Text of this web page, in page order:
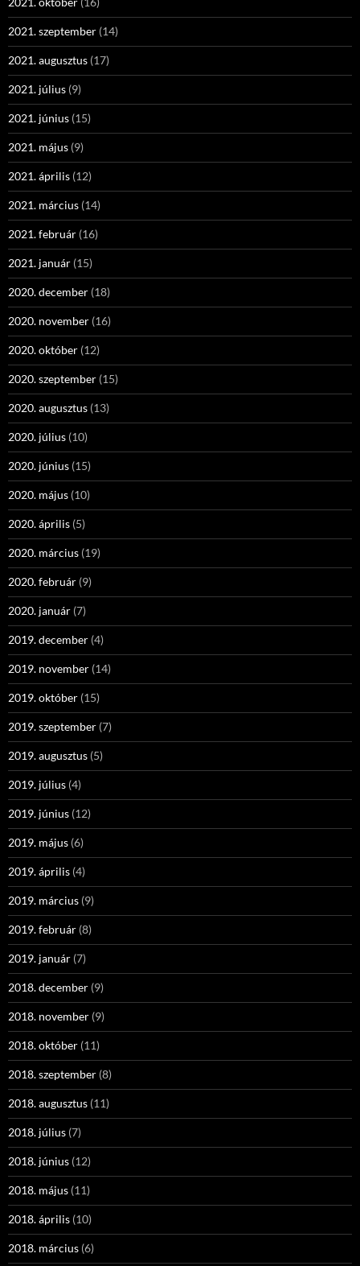
2021. szeptember (14)
2021. augusztus (17)
2021. július (9)
2021. június (15)
2021. május (9)
2021. április (12)
2021. március (14)
2021. február (16)
2021. január (15)
2020. december (18)
2020. november (16)
2020. október (12)
2020. szeptember (15)
2020. augusztus (13)
2020. július (10)
2020. június (15)
2020. május (10)
2020. április (5)
2020. március (19)
2020. február (9)
2020. január (7)
2019. december (4)
2019. november (14)
2019. október (15)
2019. szeptember (7)
2019. augusztus (5)
2019. július (4)
2019. június (12)
2019. május (6)
2019. április (4)
2019. március (9)
2019. február (8)
2019. január (7)
2018. december (9)
2018. november (9)
2018. október (11)
2018. szeptember (8)
2018. augusztus (11)
2018. július (7)
2018. június (12)
2018. május (11)
2018. április (10)
2018. március (6)